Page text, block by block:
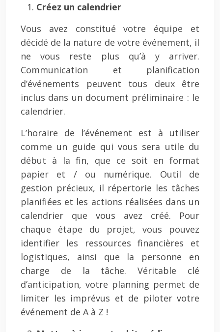
Créez un calendrier
Vous avez constitué votre équipe et
décidé de la nature de votre événement, il
ne vous reste plus qu’à y arriver.
Communication et planification
d’événements peuvent tous deux être
inclus dans un document préliminaire : le
calendrier.
L’horaire de l’événement est à utiliser
comme un guide qui vous sera utile du
début à la fin, que ce soit en format
papier et / ou numérique. Outil de
gestion précieux, il répertorie les tâches
planifiées et les actions réalisées dans un
calendrier que vous avez créé. Pour
chaque étape du projet, vous pouvez
identifier les ressources financières et
logistiques, ainsi que la personne en
charge de la tâche. Véritable clé
d’anticipation, votre planning permet de
limiter les imprévus et de piloter votre
événement de A à Z !